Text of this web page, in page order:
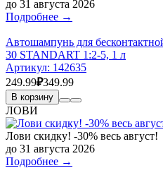
до 31 августа 2026
Подробнее →
Автошампунь для
30 STANDART 1:2-5, 1 л
Артикул: 142635
249.99₽349.99
В корзину
ЛОВИ
Лови скидку! -30% весь август!
до 31 августа 2026
Подробнее →